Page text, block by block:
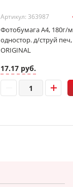
Артикул: 363987
Фотобумага А4, 180г/
одностор. д/струй
ORIGINAL
17.17 руб.